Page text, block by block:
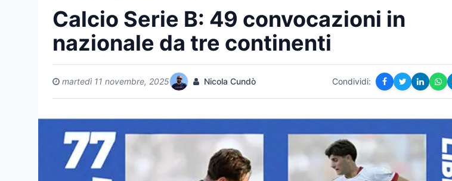
Calcio Serie B: 49 convocazioni in
nazionale da tre continenti
martedì 11 novembre, 2025 Nicola Cundò Condividi: